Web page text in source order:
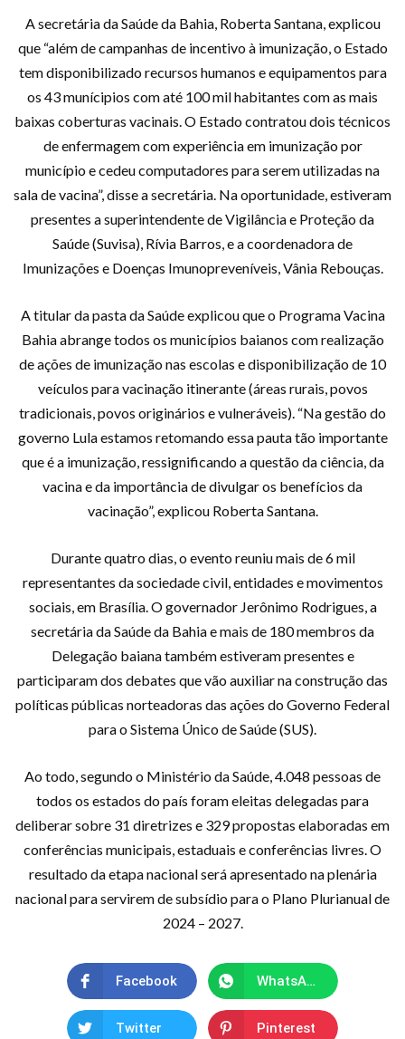
A secretária da Saúde da Bahia, Roberta Santana, explicou
que “além de campanhas de incentivo à imunização, o Estado
tem disponibilizado recursos humanos e equipamentos para
os 43 munícipios com até 100 mil habitantes com as mais
baixas coberturas vacinais. O Estado contratou dois técnicos
de enfermagem com experiência em imunização por
município e cedeu computadores para serem utilizadas na
sala de vacina”, disse a secretária. Na oportunidade, estiveram
presentes a superintendente de Vigilância e Proteção da
Saúde (Suvisa), Rívia Barros, e a coordenadora de
Imunizações e Doenças Imunopreveníveis, Vânia Rebouças.
A titular da pasta da Saúde explicou que o Programa Vacina
Bahia abrange todos os municípios baianos com realização
de ações de imunização nas escolas e disponibilização de 10
veículos para vacinação itinerante (áreas rurais, povos
tradicionais, povos originários e vulneráveis). “Na gestão do
governo Lula estamos retomando essa pauta tão importante
que é a imunização, ressignificando a questão da ciência, da
vacina e da importância de divulgar os benefícios da
vacinação”, explicou Roberta Santana.
Durante quatro dias, o evento reuniu mais de 6 mil
representantes da sociedade civil, entidades e movimentos
sociais, em Brasília. O governador Jerônimo Rodrigues, a
secretária da Saúde da Bahia e mais de 180 membros da
Delegação baiana também estiveram presentes e
participaram dos debates que vão auxiliar na construção das
políticas públicas norteadoras das ações do Governo Federal
para o Sistema Único de Saúde (SUS).
Ao todo, segundo o Ministério da Saúde, 4.048 pessoas de
todos os estados do país foram eleitas delegadas para
deliberar sobre 31 diretrizes e 329 propostas elaboradas em
conferências municipais, estaduais e conferências livres. O
resultado da etapa nacional será apresentado na plenária
nacional para servirem de subsídio para o Plano Plurianual de
2024 – 2027.
Facebook WhatsApp
Twitter Pinterest